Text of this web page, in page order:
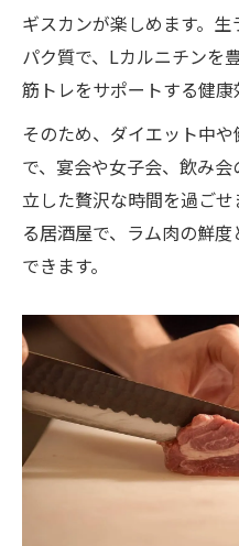
団体利用も安心
気理由
宴会を彩る居酒
本格ラム肉居酒屋で
本格ラム肉居酒
ごし方
居酒屋で味わう
ラム肉居酒屋で
居酒屋利用で広
本格ジンギスカ
ギスカンが楽しめます。
パク質で、Lカルニチンを
筋トレをサポートする健康
そのため、ダイエット中
で、宴会や女子会、飲み
立した贅沢な時間を過ご
る居酒屋で、ラム肉の鮮
できます。